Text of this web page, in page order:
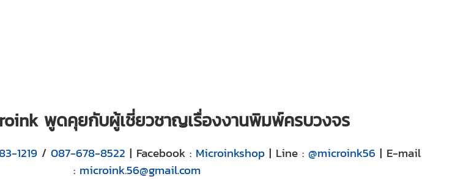
พูดคุยกับผู้เชี่ยวชาญเรื่องงานพิมพ์ครบวงจร
1219 / 087-678-8522 | Facebook : Microinkshop| Line : @microink56 | E-mail
: microink.56@gmail.com